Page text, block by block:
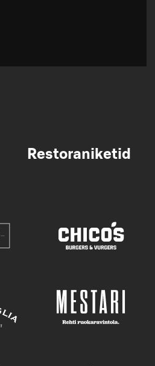
Restoraniketid